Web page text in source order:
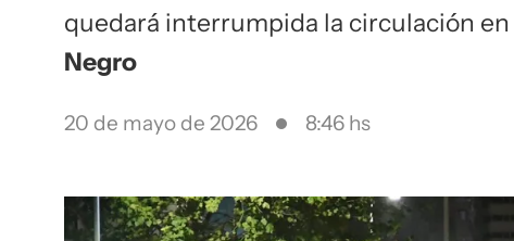
quedará interrumpida la circulación en
Negro
20 de mayo de 2026 8:46 hs